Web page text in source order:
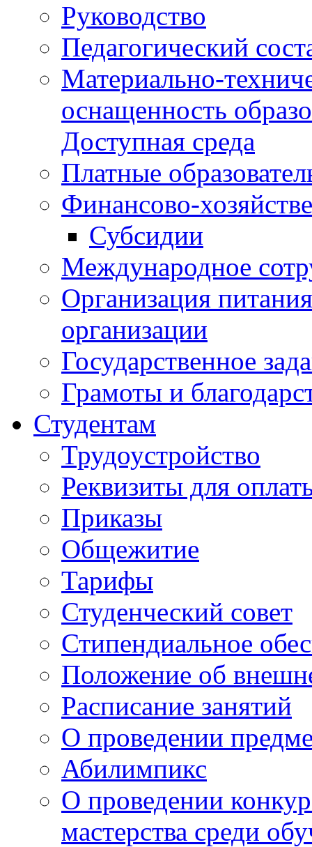
Руководство
Педагогический
Материально-
оснащенность
Доступная среда
Платные
Финансово-
Субсидии
Международное
Организация
организации
Государственное
Грамоты и
Студентам
Трудоустройство
Реквизиты для
Приказы
Общежитие
Тарифы
Студенческий совет
Стипендиальное
Положение об
Расписание занятий
О проведении
Абилимпикс
О проведении
мастерства среди